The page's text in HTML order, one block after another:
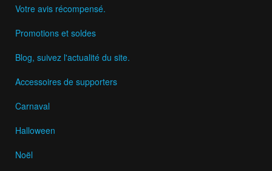
Votre avis récompensé.
Promotions et soldes
Blog, suivez l'actualité du site.
Accessoires de supporters
Carnaval
Halloween
Noël